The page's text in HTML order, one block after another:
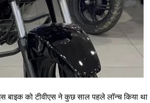
बाइक को टीवीएस ने कुछ साल पहले लॉन्च किया था